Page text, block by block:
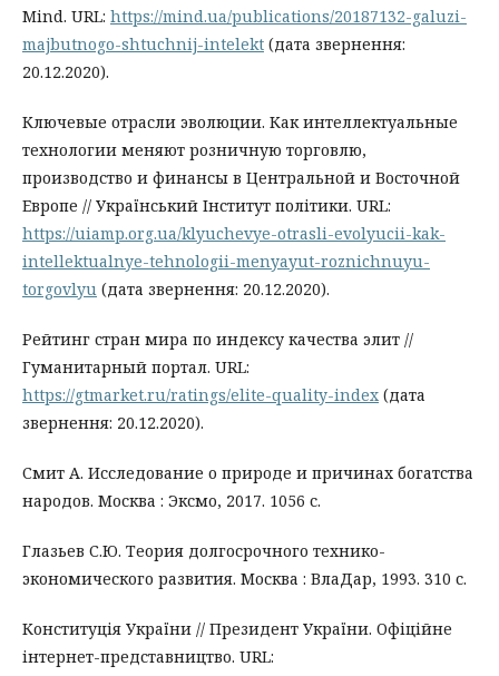
Mind. URL: https://mind.ua/publications/20187132-galuzi-
majbutnogo-shtuchnij-intelekt (дата звернення:
20.12.2020).
Ключевые отрасли эволюции. Как интеллектуальные
технологии меняют розничную торговлю,
производство и финансы в Центральной и Восточной
Европе // Український Інститут політики. URL:
https://uiamp.org.ua/klyuchevye-otrasli-evolyucii-kak-
intellektualnye-tehnologii-menyayut-roznichnuyu-
torgovlyu (дата звернення: 20.12.2020).
Рейтинг стран мира по индексу качества элит //
Гуманитарный портал. URL:
https://gtmarket.ru/ratings/elite-quality-index (дата
звернення: 20.12.2020).
Смит А. Исследование о природе и причинах богатства
народов. Москва : Эксмо, 2017. 1056 с.
Глазьев С.Ю. Теория долгосрочного технико-
экономического развития. Москва : ВлаДар, 1993. 310 с.
Конституція України // Президент України. Офіційне
інтернет-представництво. URL: